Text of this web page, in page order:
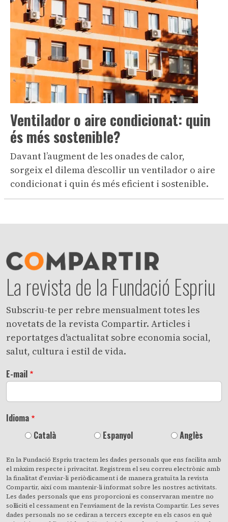
Ventilador o aire condicionat: quin
és més sostenible?
Davant l’augment de les onades de calor,
sorgeix el dilema d’escollir un ventilador o aire
condicionat i quin és més eficient i sostenible.
La revista de la Fundació Espriu
Subscriu-te per rebre mensualment totes les
novetats de la revista Compartir. Articles i
reportatges d'actualitat sobre economia social,
salut, cultura i estil de vida.
E-mail
Idioma
Català
Espanyol Anglès
En la Fundació Espriu tractem les dades personals que ens facilita amb
el màxim respecte i privacitat. Registrem el seu correu electrònic amb
la finalitat d'enviar-li periòdicament i de manera gratuïta la revista
Compartir, així com mantenir-li informat sobre les nostres activitats.
Les dades personals que ens proporcioni es conservaran mentre no
sol·liciti el cessament en l'enviament de la revista Compartir. Les seves
dades personals no se cediran a tercers excepte en els casos en què